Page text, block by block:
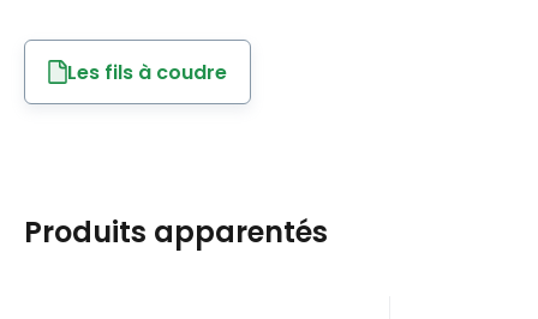
Les fils à coudre
Produits apparentés